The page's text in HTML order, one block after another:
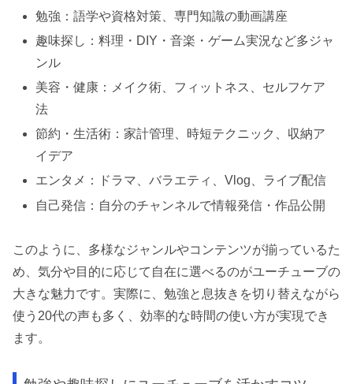
勉強：語学や資格対策、専門知識の動画講座
趣味探し：料理・DIY・音楽・ゲーム実況など多ジャ
ンル
美容・健康：メイク術、フィットネス、セルフケア
法
節約・生活術：家計管理、時短テクニック、収納ア
イデア
エンタメ：ドラマ、バラエティ、Vlog、ライブ配信
自己発信：自分のチャンネルで情報発信・作品公開
このように、多様なジャンルやコンテンツが揃っているた
め、気分や目的に応じて自在に選べるのがユーチューブの
大きな魅力です。実際に、勉強と息抜きを切り替えながら
使う20代の声も多く、効率的な時間の使い方が実現でき
ます。